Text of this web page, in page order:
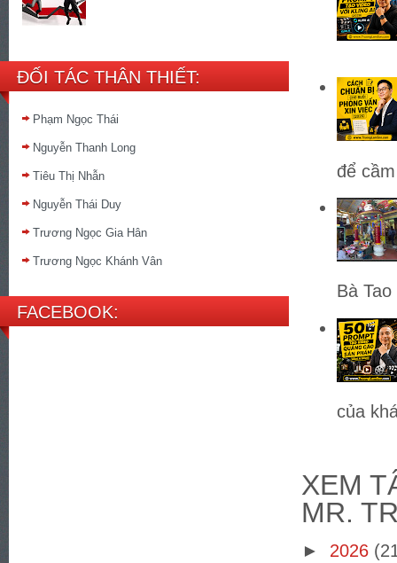
ĐỐI TÁC THÂN THIẾT:
Phạm Ngọc Thái
Nguyễn Thanh Long
Tiêu Thị Nhẫn
Nguyễn Thái Duy
Trương Ngọc Gia Hân
Trương Ngọc Khánh Vân
FACEBOOK:
để
Bà
của
XEM
MR.
► 2026